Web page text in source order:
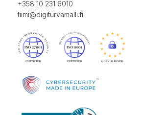
+358 10 231 6010
tiimi@digiturvamalli.fi